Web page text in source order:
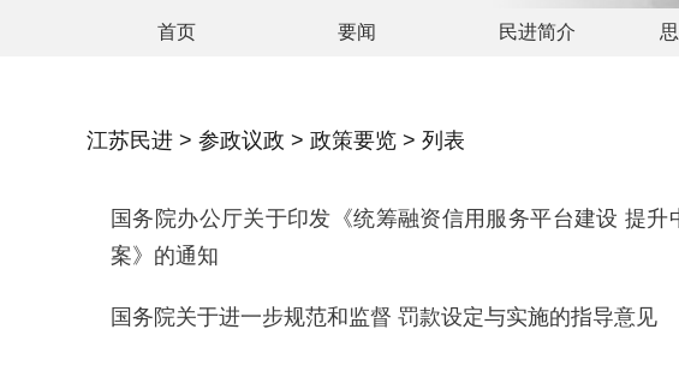
首页 要闻 民进简介
江苏民进 > 参政议政 > 政策要览 > 列表
国务院办公厅关于印发《统筹融资信用服务平台建设 提
案》的通知
国务院关于进一步规范和监督 罚款设定与实施的指导意见